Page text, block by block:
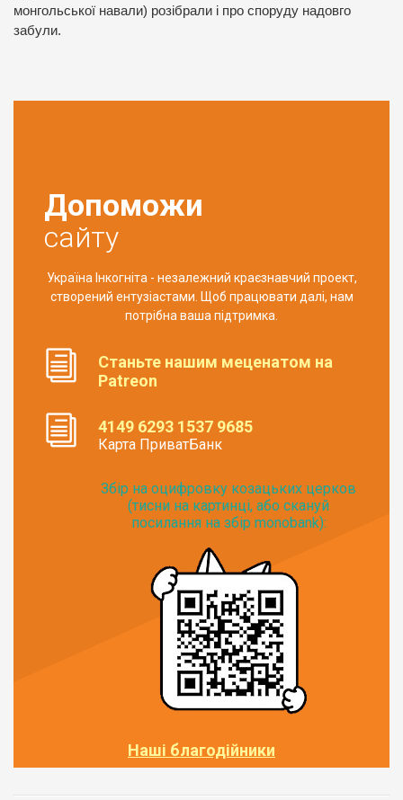
монгольської навали) розібрали і про споруду надовго
забули.
Допоможи
сайту
Україна Інкогніта - незалежний краєзнавчий проект,
створений ентузіастами. Щоб працювати далі, нам
потрібна ваша підтримка.
Станьте нашим меценатом на
Patreon
4149 6293 1537 9685
Карта ПриватБанк
Збір на оцифровку козацьких церков
(тисни на картинці, або скануй
посилання на збір monobank):
Наші благодійники